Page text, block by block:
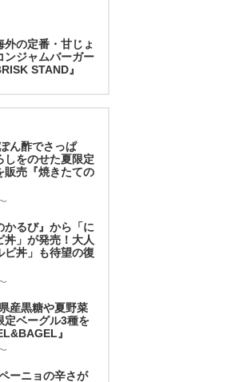
外の定番・甘じょ
ンジャムバーガー
STAND』
ん酢でさっぱ
しをのせた夏限定
販売『焼きたての
かるび』から「に
丼」が発売！大人
ビ丼」も待望の復
産黒糖や夏野菜
定ベーグル3種を
』
ーニョの辛さが